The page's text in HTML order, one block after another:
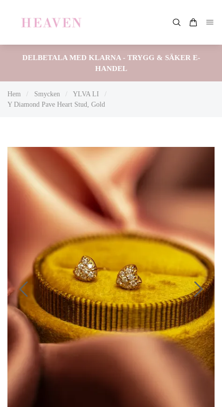
DELBETALA MED KLARNA - TRYGG & SÄKER E-
HANDEL
Hem / Smycken / YLVA LI
/
Y Diamond Pave Heart Stud, Gold